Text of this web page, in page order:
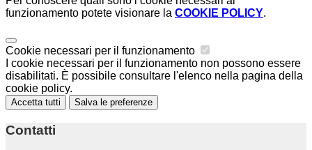
funzionamento potete visionare la COOKIE POLICY.
Cookie necessari per il funzionamento
I cookie necessari per il funzionamento non possono essere
disabilitati. È possibile consultare l'elenco nella pagina della
cookie policy.
Accetta tutti Salva le preferenze
Contatti